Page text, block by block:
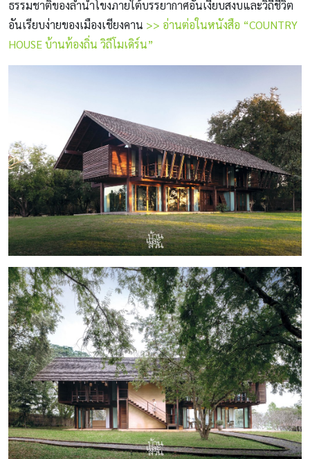
ธรรมชาติของลำน้ำโขงภายใต้บรรยากาศอันเงียบสงบและวิถีชีวิต
อันเรียบง่ายของเมืองเชียงคาน >> อ่านต่อในหนังสือ “COUNTRY
HOUSE บ้านท้องถิ่น วิถีโมเดิร์น”